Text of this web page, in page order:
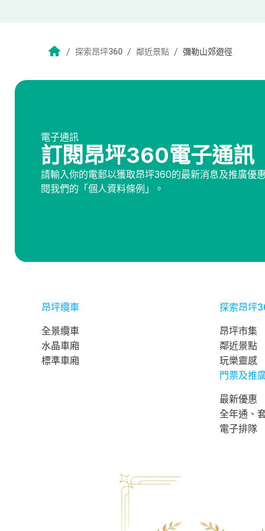
/ 探索昂坪360 / 鄰近景點 / 彌勒山郊遊徑
電子通訊
訂閱昂坪360電子通訊
請輸入你的電郵以獲取昂坪360的最新消息及推廣優
閱我們的「個人資料條例」。
昂坪纜車
全景纜車
水晶車廂
標準車廂
探索昂坪
昂坪市集
鄰近景點
玩樂靈感
門票及推
最新優惠
全年通、
電子排隊